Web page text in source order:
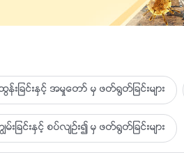
လက္ခံရရွိလ်က္ ကြၽန္ုပ္ ေက်းဇူးတင္လိုက္
ြၽန္ုပ္ မည္မွ် ပိုခံသင့္သနည္း။
းလွ်င္ ဘုရားကို မည္သို႔ျမင္ရမည္နည္း။
ပ္ ျပန္လည္အမွတ္ရတိုင္း
ျခင္းႏွင့္ အမႈေတာ္ မွ ဖတ္႐ြတ္ျခင္းမ်ား
ခင္းႏွင့္ စပ္လ်ဥ္း၍ မွ ဖတ္႐ြတ္ျခင္းမ်ား